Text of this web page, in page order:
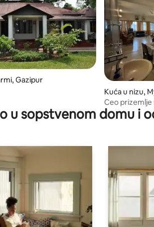
Gazipur
Kuća u nizu,
Ceo prizemlje
jezerom
u sopstvenom domu i